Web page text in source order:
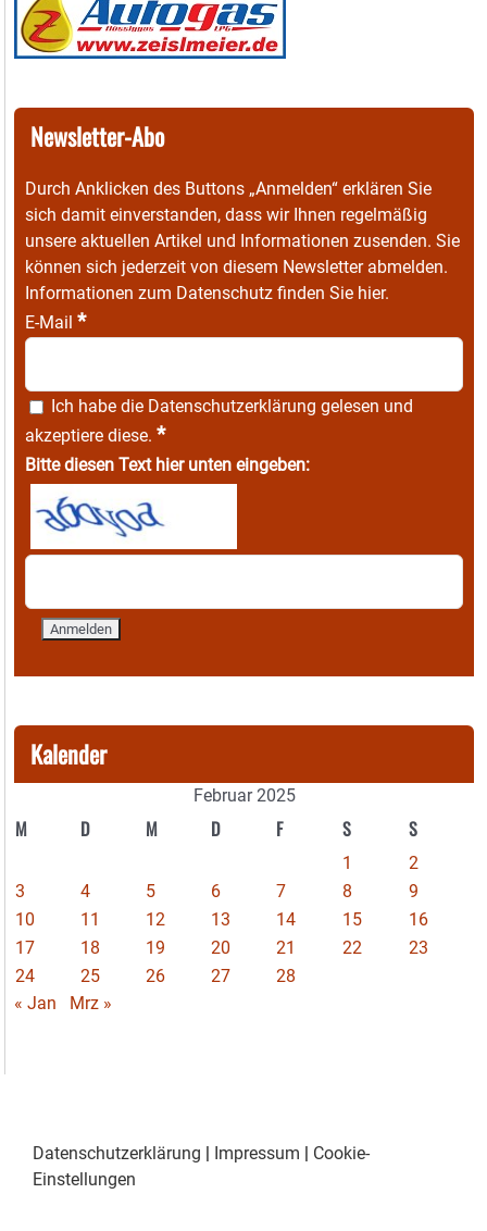
Newsletter-Abo
Durch Anklicken des Buttons „Anmelden“ erklären Sie
sich damit einverstanden, dass wir Ihnen regelmäßig
unsere aktuellen Artikel und Informationen zusenden. Sie
können sich jederzeit von diesem Newsletter abmelden.
Informationen zum Datenschutz finden Sie hier.
E-Mail *
Ich habe die Datenschutzerklärung gelesen und
akzeptiere diese. *
Bitte diesen Text hier unten eingeben:
Kalender
Februar 2025
M D M D F S S
1
2
3
4 5 6 7 8
9
10
11 12 13 14 15
16
17
18 19 20 21 22
23
24
25 26 27
28
« Jan
Mrz »
Datenschutzerklärung | Impressum | Cookie-
Einstellungen